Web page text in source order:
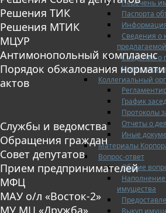
Перечень
Паспорта
Сведения о
Сведения о
Коллегиальный
График
Протоколы
Отчеты о
Иные
Материалы
Вопрос-ответ
Общие
имущества
Выкуп
Решения ТИК
Решения МТИК
МЦУР
Антимонопольный комплаенс
Порядок обжалования
актов
Службы и ведомства
Обращения граждан
Совет депутатов
Прием предпринимателей
МФЦ
МАУ о/л «Восток-2»
МУ МЦ «Дружба»